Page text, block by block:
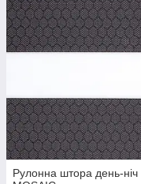
Рулонна штора день-ніч